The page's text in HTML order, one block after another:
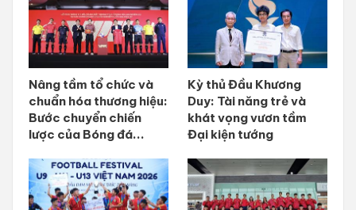
Nâng tầm tổ chức và
chuẩn hóa thương hiệu:
Bước chuyển chiến
lược của Bóng đá...
Kỳ thủ Đầu Khương
Duy: Tài năng trẻ và
khát vọng vươn tầm
Đại kiện tướng